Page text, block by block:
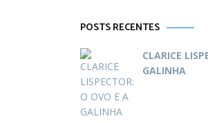
POSTS RECENTES
CLARICE
GALINHA